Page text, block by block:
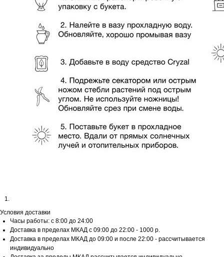
Условия доставки
Часы работы: с 8:00 до 24:00
Доставка в пределах МКАД с 09:00 до 22:00 - 1000 р.
Доставка в пределах МКАД до 09:00 и после 22:00 - рассчитывается
индивидуально